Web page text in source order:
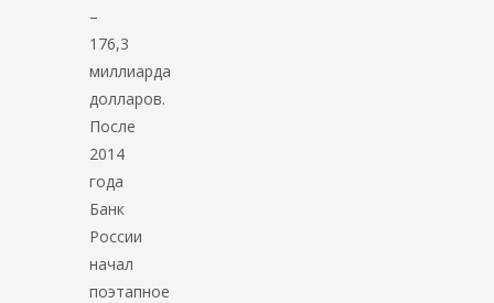
–
176,3
миллиарда
долларов.
После
2014
года
Банк
России
начал
поэтапное